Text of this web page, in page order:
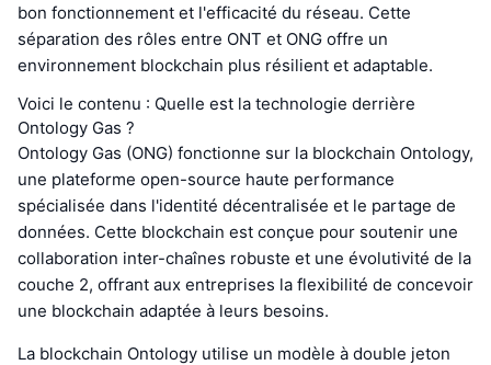
bon fonctionnement et l'efficacité du réseau. Cette
séparation des rôles entre ONT et ONG offre un
environnement blockchain plus résilient et adaptable.
Voici le contenu : Quelle est la technologie derrière
Ontology Gas ?
Ontology Gas (ONG) fonctionne sur la blockchain Ontology,
une plateforme open-source haute performance
spécialisée dans l'identité décentralisée et le partage de
données. Cette blockchain est conçue pour soutenir une
collaboration inter-chaînes robuste et une évolutivité de la
couche 2, offrant aux entreprises la flexibilité de concevoir
une blockchain adaptée à leurs besoins.
La blockchain Ontology utilise un modèle à double jeton